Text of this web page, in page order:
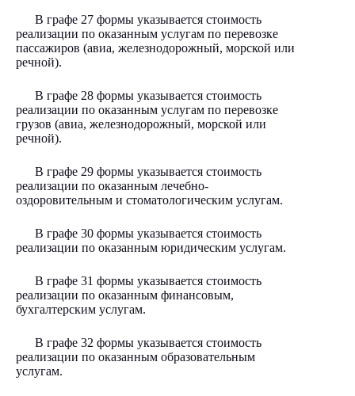
В графе 27 формы указывается стоимость
реализации по оказанным услугам по перевозке
пассажиров (авиа, железнодорожный, морской или
речной).
В графе 28 формы указывается стоимость
реализации по оказанным услугам по перевозке
грузов (авиа, железнодорожный, морской или
речной).
В графе 29 формы указывается стоимость
реализации по оказанным лечебно-
оздоровительным и стоматологическим услугам.
В графе 30 формы указывается стоимость
реализации по оказанным юридическим услугам.
В графе 31 формы указывается стоимость
реализации по оказанным финансовым,
бухгалтерским услугам.
В графе 32 формы указывается стоимость
реализации по оказанным образовательным
услугам.